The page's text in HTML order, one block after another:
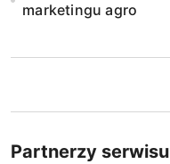
marketingu agro
Partnerzy serwisu